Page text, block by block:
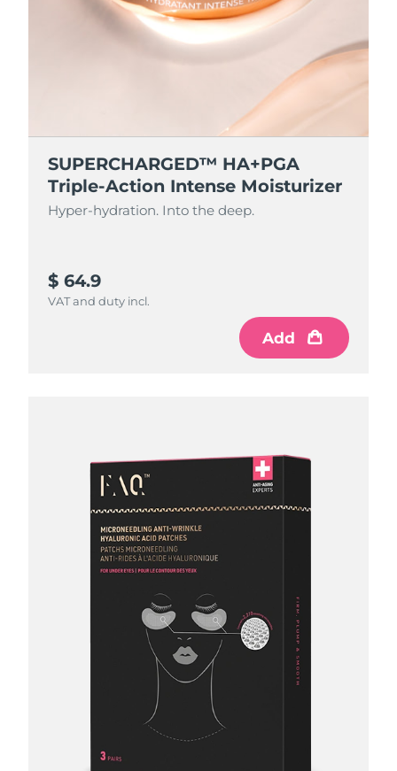
SUPERCHARGED™ HA+PGA
Triple-Action Intense Moisturizer
Hyper-hydration. Into the deep.
$ 64.9
VAT and duty incl.
Add